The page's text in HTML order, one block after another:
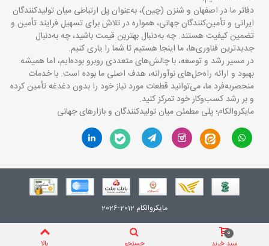
دفاتر ما در اصفهان و شنزن (چین)، به‌عنوان پل ارتباطی میان تولیدکنندگان
ایرانی و تأمین‌کنندگان جهانی، همواره در تلاش برای تسهیل فرایند تأمین و
تضمین کیفیت هستند. چه به‌دنبال بهترین قیمت باشید، چه به‌دنبال
جدیدترین فناوری‌ها، ما اینجا هستیم تا شما را یاری کنیم.
در مسیر رشد و توسعه، با چالش‌های متعددی روبرو بوده‌ایم، اما همیشه
بهبود و ارائه راه‌حل‌های نوآورانه، هدف اصلی ما بوده است. با خدمات
منحصربه‌فرد ما، می‌توانید قطعات مورد نیاز خود را بدون دغدغه تأمین کرده
و بر رشد کسب‌وکار خود تمرکز کنید.
مایکروالکام؛ پلی مطمئن میان تولیدکنندگان و بازارهای جهانی
مایکروالکام 2012-2026
0